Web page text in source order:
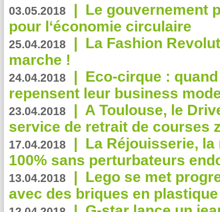
03.05.2018 | Le gouvernement
pour l‘économie circulaire
25.04.2018 | La Fashion
marche !
24.04.2018 | Eco-cirque :
repensent leur business
23.04.2018 | A Toulouse, le
service de retrait de courses
17.04.2018 | La Réjouisserie,
100% sans perturbateurs
13.04.2018 | Lego se met
avec des briques en